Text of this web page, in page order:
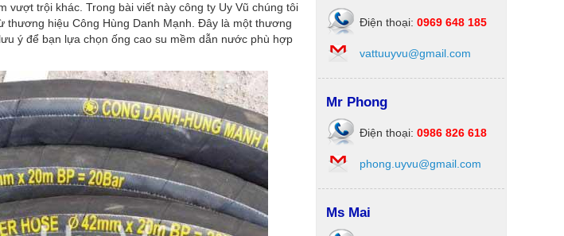
vượt trội khác. Trong bài viết này công ty Uy Vũ chúng tôi
hiệu Công Hùng Danh Mạnh. Đây là một thương
ý để bạn lựa chọn ống cao su mềm dẫn nước phù hợp
Điện thoại: 0969 648 185
vattuuyvu@gmail.com
Mr Phong
Điện thoại: 0986 826 618
phong.uyvu@gmail.com
Ms Mai